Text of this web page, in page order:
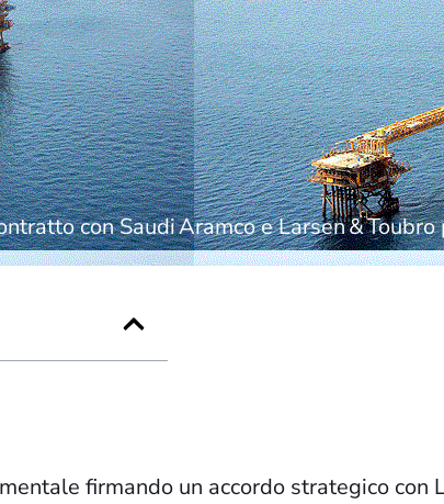
con Saudi Aramco e Larsen &
firmando un accordo strategico con